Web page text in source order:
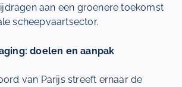
aan een groenere toekomst
scheepvaartsector.
doelen en aanpak
van Parijs streeft ernaar de